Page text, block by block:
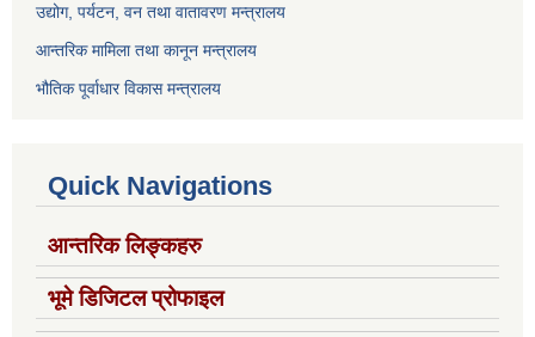
उद्योग, पर्यटन, वन तथा वातावरण मन्त्रालय
आन्तरिक मामिला तथा कानून मन्त्रालय
भौतिक पूर्वाधार विकास मन्त्रालय
Quick Navigations
आन्तरिक लिङ्कहरु
भूमे डिजिटल प्रोफाइल